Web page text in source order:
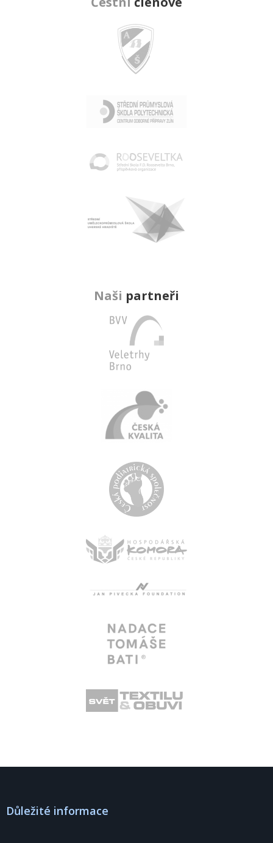
Naši partneři
Důležité informace